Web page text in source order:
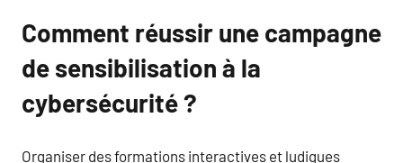
Comment réussir une campagne
de sensibilisation à la
cybersécurité ?
Organiser des formations interactives et ludiques